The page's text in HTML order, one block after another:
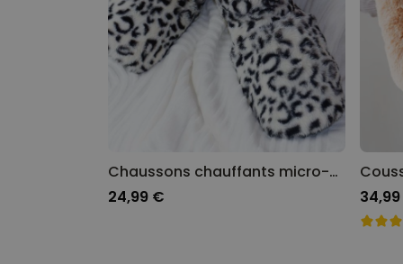
Chaussons chauffants micro-onde
24,99 €